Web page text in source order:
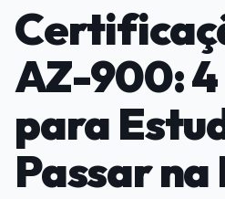
AZ-900: 4
para
Passar na